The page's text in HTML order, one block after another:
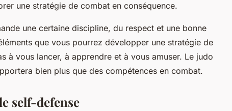
une stratégie de combat en conséquence.
une certaine discipline, du respect et une bonne
que vous pourrez développer une stratégie de
à vous lancer, à apprendre et à vous amuser. Le judo
bien plus que des compétences en combat.
self-defense